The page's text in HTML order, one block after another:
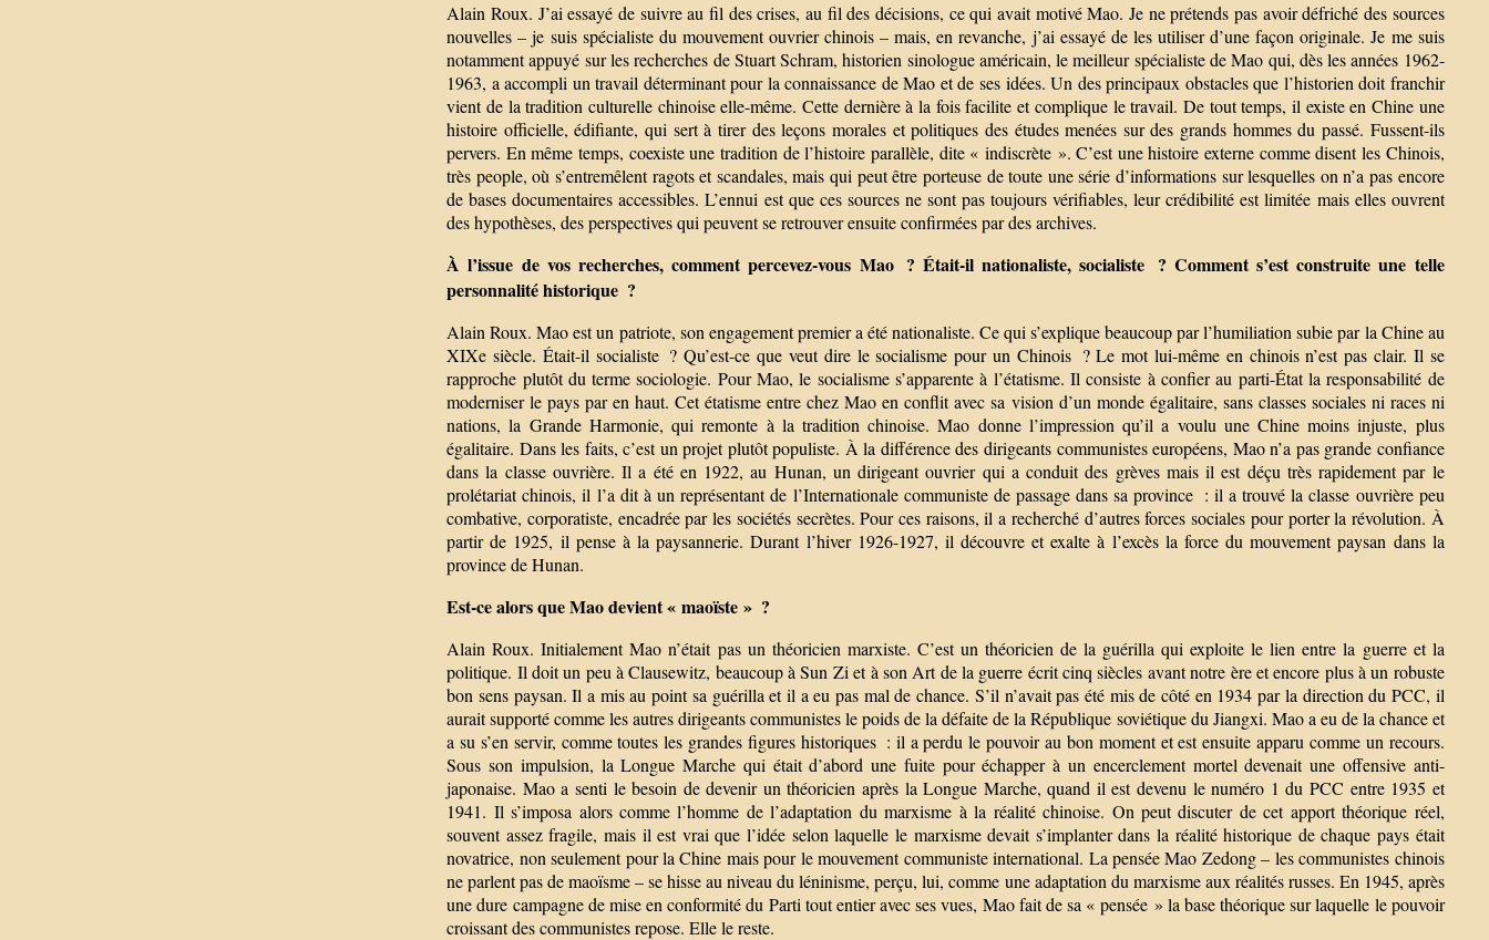
Alain Roux. J’ai essayé de suivre au fil des crises, au fil des décisions, ce qui avait motivé Mao. Je ne prétends pas avoir défriché des sources
nouvelles – je suis spécialiste du mouvement ouvrier chinois – mais, en revanche, j’ai essayé de les utiliser d’une façon originale. Je me suis
notamment appuyé sur les recherches de Stuart Schram, historien sinologue américain, le meilleur spécialiste de Mao qui, dès les années 1962-
1963, a accompli un travail déterminant pour la connaissance de Mao et de ses idées. Un des principaux obstacles que l’historien doit franchir
vient de la tradition culturelle chinoise elle-même. Cette dernière à la fois facilite et complique le travail. De tout temps, il existe en Chine une
histoire officielle, édifiante, qui sert à tirer des leçons morales et politiques des études menées sur des grands hommes du passé. Fussent-ils
pervers. En même temps, coexiste une tradition de l’histoire parallèle, dite « indiscrète ». C’est une histoire externe comme disent les Chinois,
très people, où s’entremêlent ragots et scandales, mais qui peut être porteuse de toute une série d’informations sur lesquelles on n’a pas encore
de bases documentaires accessibles. L’ennui est que ces sources ne sont pas toujours vérifiables, leur crédibilité est limitée mais elles ouvrent
des hypothèses, des perspectives qui peuvent se retrouver ensuite confirmées par des archives.
À l’issue de vos recherches, comment percevez-vous Mao ? Était-il nationaliste, socialiste ? Comment s’est construite une telle
personnalité historique ?
Alain Roux. Mao est un patriote, son engagement premier a été nationaliste. Ce qui s’explique beaucoup par l’humiliation subie par la Chine au
XIXe siècle. Était-il socialiste ? Qu’est-ce que veut dire le socialisme pour un Chinois ? Le mot lui-même en chinois n’est pas clair. Il se
rapproche plutôt du terme sociologie. Pour Mao, le socialisme s’apparente à l’étatisme. Il consiste à confier au parti-État la responsabilité de
moderniser le pays par en haut. Cet étatisme entre chez Mao en conflit avec sa vision d’un monde égalitaire, sans classes sociales ni races ni
nations, la Grande Harmonie, qui remonte à la tradition chinoise. Mao donne l’impression qu’il a voulu une Chine moins injuste, plus
égalitaire. Dans les faits, c’est un projet plutôt populiste. À la différence des dirigeants communistes européens, Mao n’a pas grande confiance
dans la classe ouvrière. Il a été en 1922, au Hunan, un dirigeant ouvrier qui a conduit des grèves mais il est déçu très rapidement par le
prolétariat chinois, il l’a dit à un représentant de l’Internationale communiste de passage dans sa province : il a trouvé la classe ouvrière peu
combative, corporatiste, encadrée par les sociétés secrètes. Pour ces raisons, il a recherché d’autres forces sociales pour porter la révolution. À
partir de 1925, il pense à la paysannerie. Durant l’hiver 1926-1927, il découvre et exalte à l’excès la force du mouvement paysan dans la
province de Hunan.
Est-ce alors que Mao devient « maoïste » ?
Alain Roux. Initialement Mao n’était pas un théoricien marxiste. C’est un théoricien de la guérilla qui exploite le lien entre la guerre et la
politique. Il doit un peu à Clausewitz, beaucoup à Sun Zi et à son Art de la guerre écrit cinq siècles avant notre ère et encore plus à un robuste
bon sens paysan. Il a mis au point sa guérilla et il a eu pas mal de chance. S’il n’avait pas été mis de côté en 1934 par la direction du PCC, il
aurait supporté comme les autres dirigeants communistes le poids de la défaite de la République soviétique du Jiangxi. Mao a eu de la chance et
a su s’en servir, comme toutes les grandes figures historiques : il a perdu le pouvoir au bon moment et est ensuite apparu comme un recours.
Sous son impulsion, la Longue Marche qui était d’abord une fuite pour échapper à un encerclement mortel devenait une offensive anti-
japonaise. Mao a senti le besoin de devenir un théoricien après la Longue Marche, quand il est devenu le numéro 1 du PCC entre 1935 et
1941. Il s’imposa alors comme l’homme de l’adaptation du marxisme à la réalité chinoise. On peut discuter de cet apport théorique réel,
souvent assez fragile, mais il est vrai que l’idée selon laquelle le marxisme devait s’implanter dans la réalité historique de chaque pays était
novatrice, non seulement pour la Chine mais pour le mouvement communiste international. La pensée Mao Zedong – les communistes chinois
ne parlent pas de maoïsme – se hisse au niveau du léninisme, perçu, lui, comme une adaptation du marxisme aux réalités russes. En 1945, après
une dure campagne de mise en conformité du Parti tout entier avec ses vues, Mao fait de sa « pensée » la base théorique sur laquelle le pouvoir
croissant des communistes repose. Elle le reste.